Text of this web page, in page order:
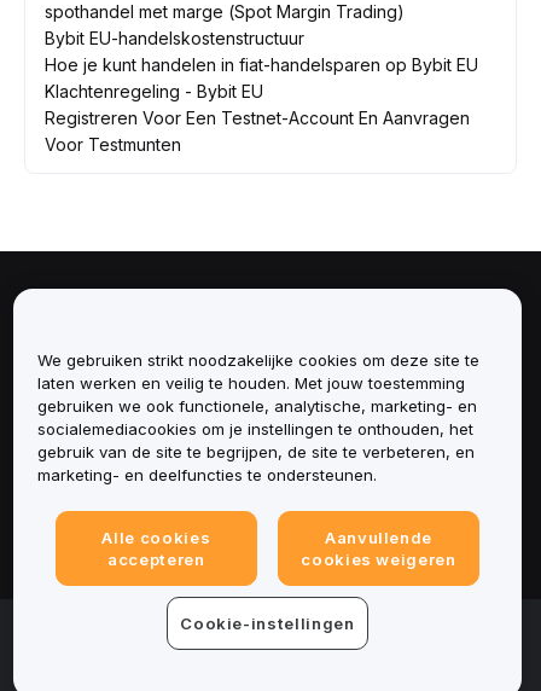
spothandel met marge (Spot Margin Trading)
Bybit EU-handelskostenstructuur
Hoe je kunt handelen in fiat-handelsparen op Bybit EU
Klachtenregeling - Bybit EU
Registreren Voor Een Testnet-Account En Aanvragen
Voor Testmunten
Diensten
Ondersteuning
Producten
Juridisch
© 2025-2026 Bybit.eu. Alle rechten voorbehouden.
We gebruiken strikt noodzakelijke cookies om deze site te
laten werken en veilig te houden. Met jouw toestemming
gebruiken we ook functionele, analytische, marketing- en
socialemediacookies om je instellingen te onthouden, het
gebruik van de site te begrijpen, de site te verbeteren, en
marketing- en deelfuncties te ondersteunen.
Alle cookies
accepteren
Aanvullende
cookies weigeren
Cookie-instellingen